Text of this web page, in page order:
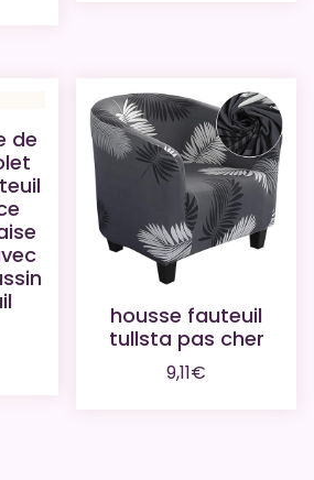
de
housse fauteuil
tullsta pas cher
9,11€